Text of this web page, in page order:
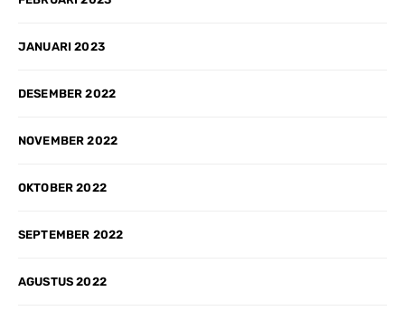
JANUARI 2023
DESEMBER 2022
NOVEMBER 2022
OKTOBER 2022
SEPTEMBER 2022
AGUSTUS 2022